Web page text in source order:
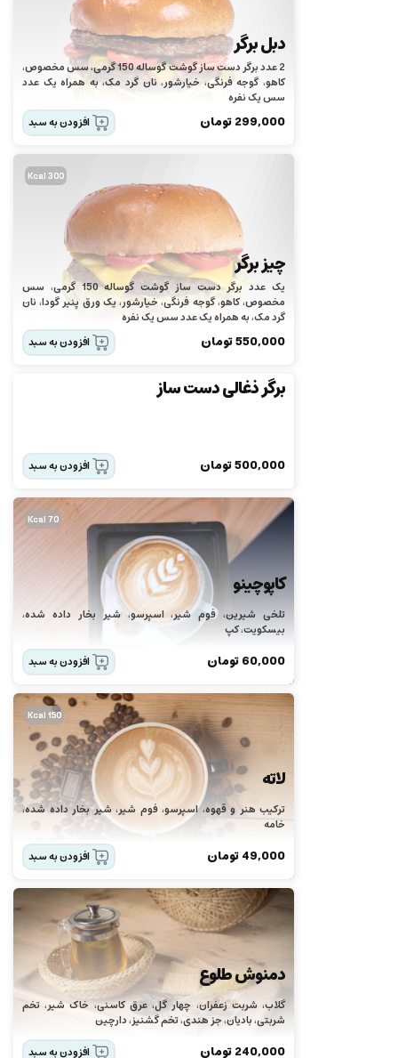
دبل برگر
2 عدد برگر دست ساز گوشت گوساله 150 گرمی، سس مخصوص،
كاهو، گوجه فرنگی، خيارشور، نان گرد مک، به همراه یک عدد
سس یک نفره
299,000تومان افزودن به سبد
300 Kcal
چیز برگر
یک عدد برگر دست ساز گوشت گوساله 150 گرمی، سس
مخصوص، كاهو، گوجه فرنگی، خيارشور، یک ورق پنیر گودا، نان
گرد مک، به همراه یک عدد سس یک نفره
550,000تومان افزودن به سبد
برگر ذغالی دست ساز
500,000تومان افزودن به سبد
70 Kcal
کاپوچینو
تلخی شیرین، فوم شیر، اسپرسو، شیر بخار داده شده،
بیسکویت، کپ
60,000تومان افزودن به سبد
150 Kcal
لاته
ترکیب هنر و قهوه، اسپرسو، فوم شیر، شیر بخار داده شده،
خامه
49,000تومان افزودن به سبد
دمنوش طلوع
گلاب، شربت زعفران، چهار گل، عرق کاسنی، خاک شیر، تخم
شربتی، بادیان، جز هندی، تخم گشنیز، دارچین
240,000تومان افزودن به سبد